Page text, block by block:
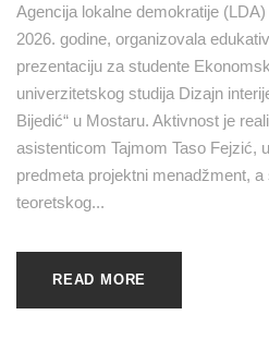
Agencija lokalne demokratije
2026. godine, organizovala
prezentaciju za studente
univerzitetskog studija Dizajn
Bijedić“ u Mostaru. Aktivnost je
asistenticom Tajmom Taso Fejzić,
predmeta projektni menadžment,
teoretskog...
READ MORE